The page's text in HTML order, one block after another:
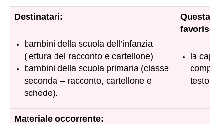
Destinatari:
bambini della scuola dell’infanzia
(lettura del racconto e cartellone)
bambini della scuola primaria (classe
seconda – racconto, cartellone e
schede).
Questa
la
testo.
Materiale occorrente: